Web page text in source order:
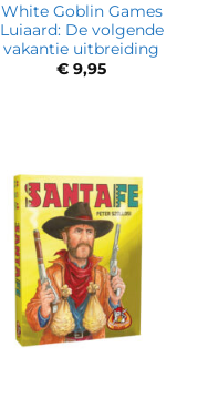
White Goblin Games
Luiaard: De volgende
vakantie uitbreiding
€ 9,95